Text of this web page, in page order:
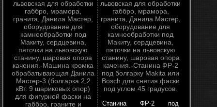
Станина ФР-2 под